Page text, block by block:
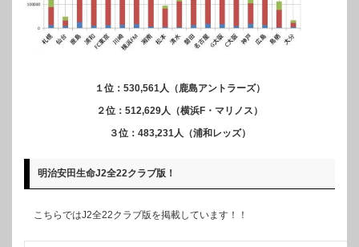
１位：530,561人（鹿島アントラーズ）
２位：512,629人（横浜F・マリノス）
３位：483,231人（浦和レッズ）
明治安田生命J2全22クラブ版！
こちらではJ2全22クラブ版を掲載しています！！